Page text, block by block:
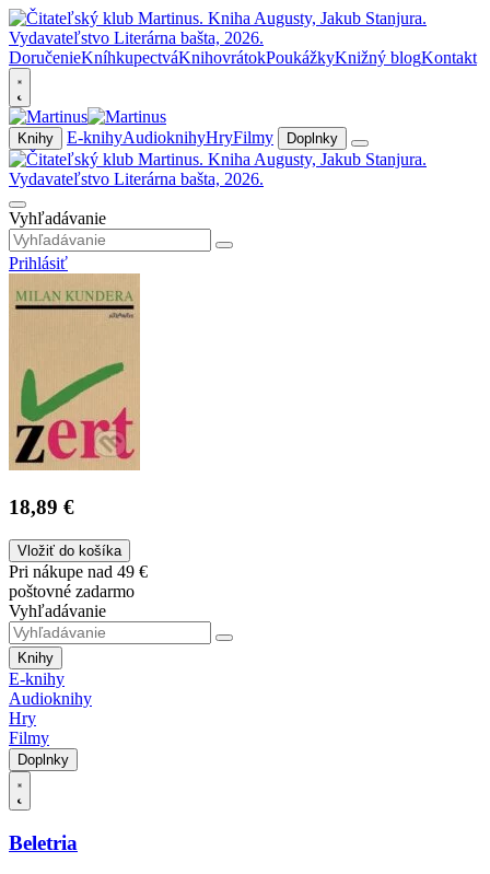
DoručenieKníhkupectváKnihovrátokPoukážkyKnižný blogKontakt
Knihy E-knihyAudioknihyHryFilmy Doplnky
Vyhľadávanie
Prihlásiť
18,89 €
Vložiť do košíka
Pri nákupe nad 49 €
poštovné zadarmo
Vyhľadávanie
Knihy
E-knihy
Audioknihy
Hry
Filmy
Doplnky
Beletria